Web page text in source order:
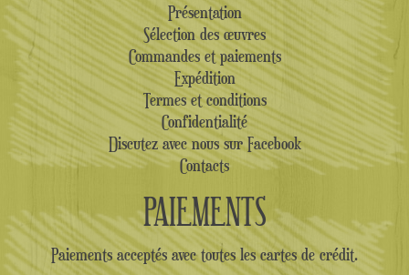
Présentation
Sélection des œuvres
Commandes et paiements
Expédition
Termes et conditions
Confidentialité
Discutez avec nous sur Facebook
Contacts
PAIEMENTS
Paiements acceptés avec toutes les cartes de crédit.